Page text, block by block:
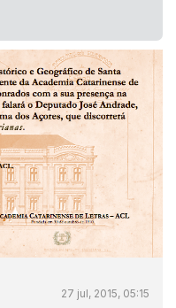
27 jul, 2015, 05:15